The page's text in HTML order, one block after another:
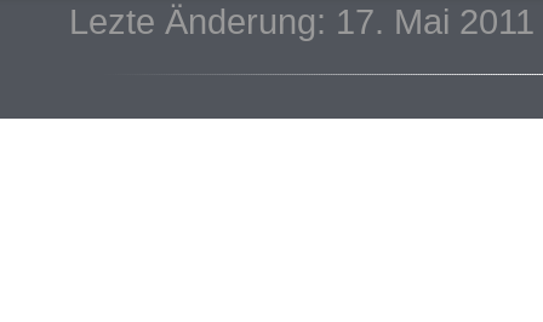
Lezte Änderung: 17. Mai